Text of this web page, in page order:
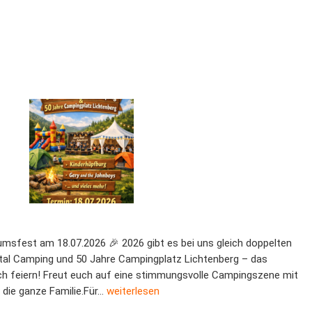
am 18.07.2026 🎉 2026 gibt es bei uns gleich doppelten
Camping und 50 Jahre Campingplatz Lichtenberg – das
feiern! Freut euch auf eine stimmungsvolle Campingszene mit
ganze Familie.Für…5 Jahre Campingplatz
weiterlesen